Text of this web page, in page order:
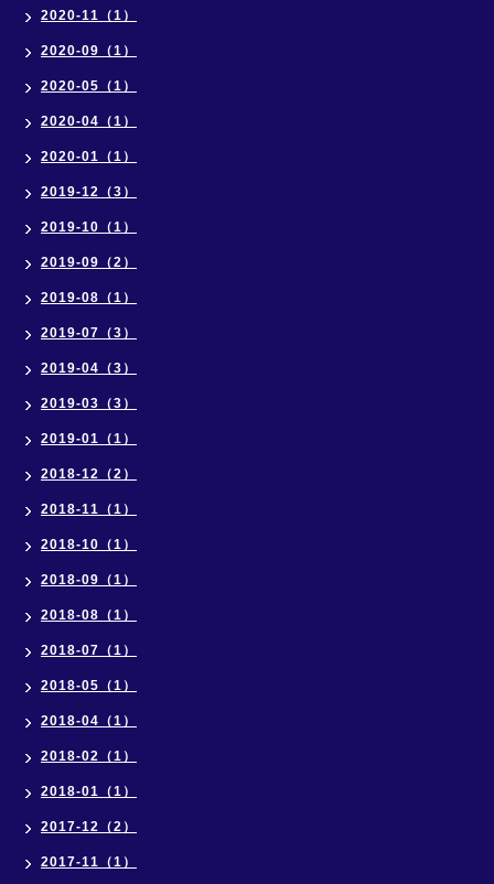
2020-11（1）
2020-09（1）
2020-05（1）
2020-04（1）
2020-01（1）
2019-12（3）
2019-10（1）
2019-09（2）
2019-08（1）
2019-07（3）
2019-04（3）
2019-03（3）
2019-01（1）
2018-12（2）
2018-11（1）
2018-10（1）
2018-09（1）
2018-08（1）
2018-07（1）
2018-05（1）
2018-04（1）
2018-02（1）
2018-01（1）
2017-12（2）
2017-11（1）